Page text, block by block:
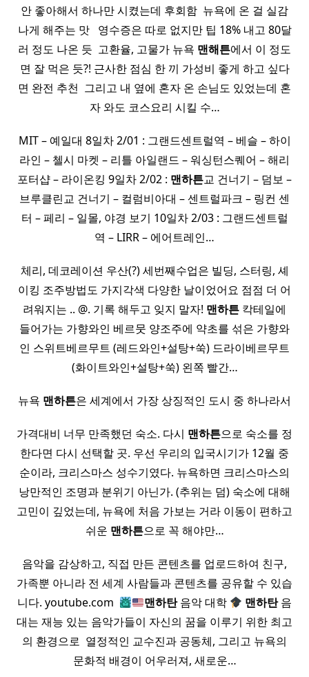
안 좋아해서 하나만 시켰는데 후회함 ​ 뉴욕에 온 걸 실감
나게 해주는 맛 ​ ​ 영수증은 따로 없지만 팁 18% 내고 80달
러 정도 나온 듯 ​ 고환율, 고물가 뉴욕 맨해튼에서 이 정도
면 잘 먹은 듯?! 근사한 점심 한 끼 가성비 좋게 하고 싶다
면 완전 추천 ​ 그리고 내 옆에 혼자 온 손님도 있었는데 혼
자 와도 코스요리 시킬 수…
MIT – 예일대​ 8일차 2/01 : 그랜드센트럴역 – 베슬 – 하이
라인 – 첼시 마켓 – 리틀 아일랜드 – 워싱턴스퀘어 – 해리
포터샵 – 라이온킹​ 9일차 2/02 : 맨하튼교 건너기 – 덤보 –
브루클린교 건너기 – 컬럼비아대 – 센트럴파크 – 링컨 센
터 – 페리 – 일몰, 야경 보기 10일차 2/03 : 그랜드센트럴
역 – LIRR – 에어트레인…
체리, 데코레이션 우산(?) 세번째수업은 빌딩, 스터링, 셰
이킹 조주방법도 가지각색 다양한 날이었어요 점점 더 어
려워지는 .. @. 기록 해두고 잊지 말자! 맨하튼 칵테일에
들어가는 가향와인 베르뭇 양조주에 약초를 섞은 가향와
인 스위트베르무트 (레드와인+설탕+쑥) 드라이베르무트
(화이트와인+설탕+쑥) 왼쪽 빨간…
뉴욕 맨하튼은 세계에서 가장 상징적인 도시 중 하나라서
가격대비 너무 만족했던 숙소. 다시 맨하튼으로 숙소를 정
한다면 다시 선택할 곳. 우선 우리의 입국시기가 12월 중
순이라, 크리스마스 성수기였다. 뉴욕하면 크리스마스의
낭만적인 조명과 분위기 아닌가. (추위는 덤) 숙소에 대해
고민이 깊었는데, 뉴욕에 처음 가보는 거라 이동이 편하고
쉬운 맨하튼으로 꼭 해야만…
음악을 감상하고, 직접 만든 콘텐츠를 업로드하여 친구,
가족뿐 아니라 전 세계 사람들과 콘텐츠를 공유할 수 있습
니다. youtube.com ​
맨하탄음악 대학 맨하탄음
대는 재능 있는 음악가들이 자신의 꿈을 이루기 위한 최고
의 환경으로 ​ 열정적인 교수진과 공동체, 그리고 뉴욕의
문화적 배경이 어우러져, 새로운…